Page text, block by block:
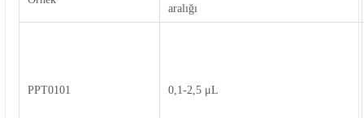
aralığı
PPT0101 0,1-2,5 μL